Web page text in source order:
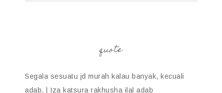
quote
Segala sesuatu jd murah kalau banyak, kecuali
adab. | Iza katsura rakhusha ilal adab